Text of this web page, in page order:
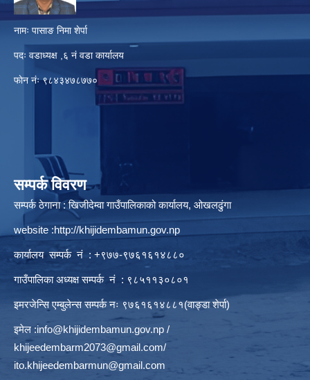
नामः पासाङ निमा शेर्पा
पदः वडाध्यक्ष ,६ नं वडा कार्यालय
फाेन नंः ९८४३४७८७७०
सम्पर्क विवरण
सम्पर्क ठेगाना : खिजीदेम्वा गाउँपालिकाको कार्यालय, ओखलढुंगा
website :http://khijidembamun.gov.np
कार्यालय सम्पर्क नं : +९७७-९७६१६१४८८०
गाउँपालिका अध्यक्ष सम्पर्क नं : ९८५११३०८०१
इमरजेन्सि एम्बुलेन्स सम्पर्क न‌ः ९७६१६१४८८१(वाङ्डा शेर्पा)
इमेल :info@khijidembamun.gov.np /
khijeedembarm2073@gmail.com/
ito.khijeedembarmun@gmail.com